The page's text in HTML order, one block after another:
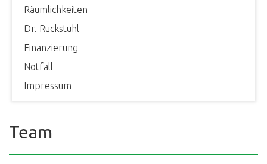
Räumlichkeiten
Dr. Ruckstuhl
Finanzierung
Notfall
Impressum
Team